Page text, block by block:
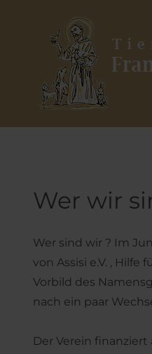
Wer wir
Wer sind wir ? Im
von Assisi e.V. ,
Vorbild des
nach ein paar
Der Verein
Lauf mit WAU
Hunde in Deutschland
Aus Bosnien | Verein Sapa
Zenica
Ein Hund kommt ins
Pflegestelle werden
Vorkontrollen und
Geld- u. Sachspenden
Helfen Sie uns!
Mitglied werden
Download/Formulare